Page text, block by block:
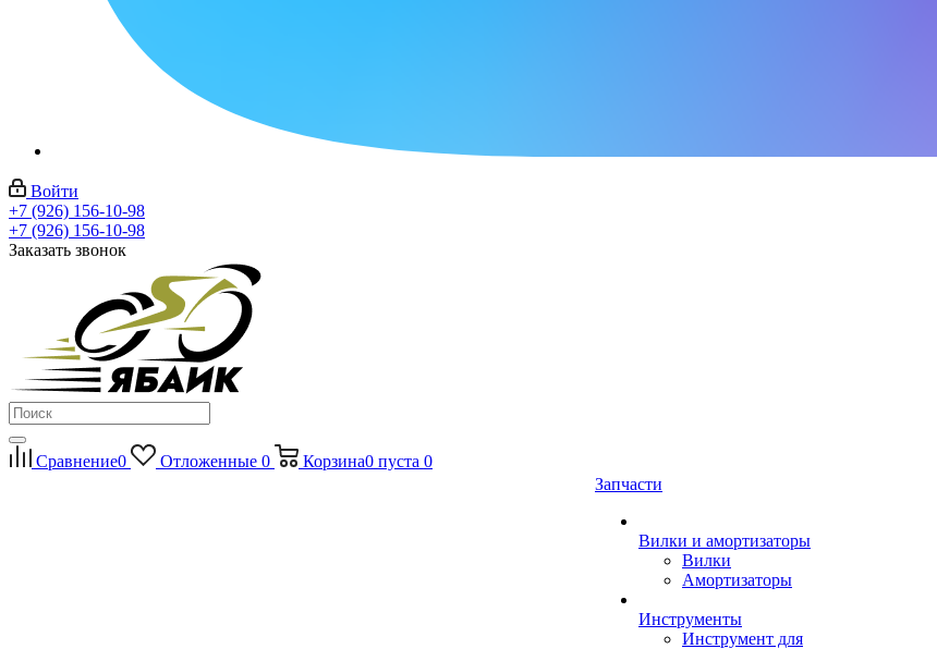
Войти
+7 (926) 156-10-98
+7 (926) 156-10-98
Заказать звонок
Сравнение0 Отложенные 0 Корзина0 пуста 0
Запчасти
Вилки и амортизаторы
Вилки
Амортизаторы
Инструменты
Инструмент для